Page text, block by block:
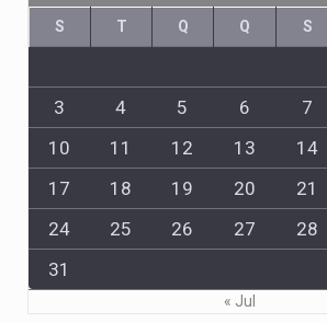
S T Q Q S
3
4 5 6 7
10
11 12 13 14
17
18 19 20 21
24
25 26 27 28
31
« Jul